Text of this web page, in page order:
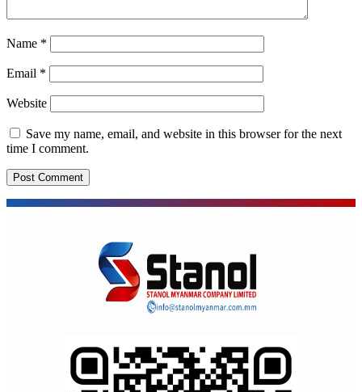
Name *
Email *
Website
Save my name, email, and website in this browser for the next
time I comment.